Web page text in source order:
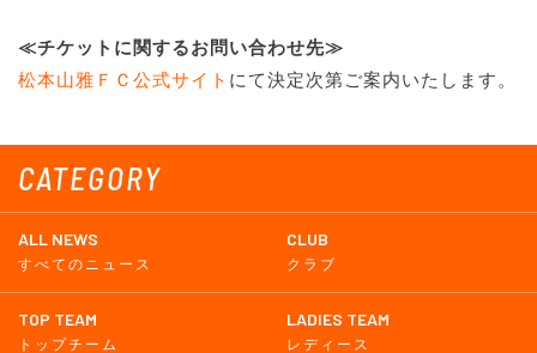
CATEGORY
ALL NEWS
すべてのニュース
CLUB
クラブ
TOP TEAM
トップチーム
LADIES TEAM
レディース
≪チケットに関するお問い合わせ先≫
松本山雅ＦＣ公式サイト にて決定次第ご案内いたします。